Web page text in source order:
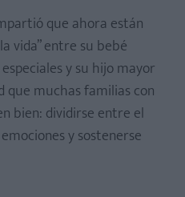
que ahora están
vida” entre su bebé
y su hijo mayor
que muchas familias con
bien: dividirse entre el
y sostenerse